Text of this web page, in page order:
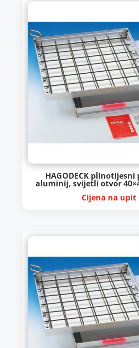
HAGODECK plinotijesni
aluminij, svijetli otvor
Cijena na upit